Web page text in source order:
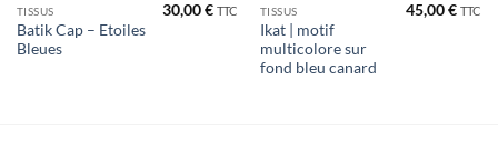
TISSUS
Batik Cap – Etoiles
Bleues
30,00€ TTC TISSUS
Ikat | motif
multicolore sur
fond bleu canard
45,00€ TTC